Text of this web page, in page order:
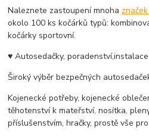
Naleznete zastoupení mnoha
okolo 100 ks kočárků typů:
kočárky sportovní.
♥ Autosedačky,
Široký výběr bezpečných
Kojenecké potřeby, kojenecké
těhotenství k mateřství, nosítka,
příslušenstvím, hračky, prostě vše